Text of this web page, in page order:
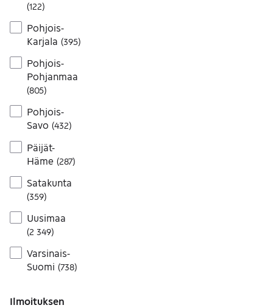
(122)
Pohjois-
Karjala (395)
Pohjois-
Pohjanmaa
(805)
Pohjois-
Savo (432)
Päijät-
Häme (287)
Satakunta
(359)
Uusimaa
(2 349)
Varsinais-
Suomi (738)
Ilmoituksen